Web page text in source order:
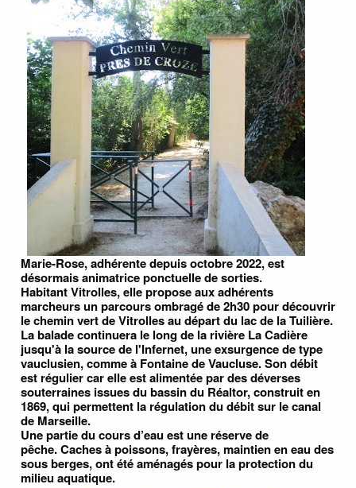
Marie-Rose, adhérente depuis octobre 2022, est
désormais animatrice ponctuelle de sorties.
Habitant Vitrolles, elle propose aux adhérents
marcheurs un parcours ombragé de 2h30 pour découvrir
le chemin vert de Vitrolles au départ du lac de la Tuilière.
La balade continuera le long de la rivière La Cadière
jusqu'à la source de l'Infernet, une exsurgence de type
vauclusien, comme à Fontaine de Vaucluse. Son débit
est régulier car elle est alimentée par des déverses
souterraines issues du bassin du Réaltor, construit en
1869, qui permettent la régulation du débit sur le canal
de Marseille.
Une partie du cours d’eau est une réserve de
pêche. Caches à poissons, frayères, maintien en eau des
sous berges, ont été aménagés pour la protection du
milieu aquatique.